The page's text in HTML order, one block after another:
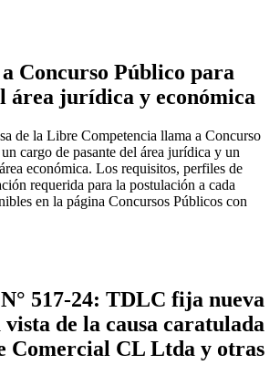
Concurso Público para
área jurídica y económica
de la Libre Competencia llama a Concurso
cargo de pasante del área jurídica y un
económica. Los requisitos, perfiles de
requerida para la postulación a cada
en la página Concursos Públicos con
517-24: TDLC fija nueva
de la causa caratulada
Comercial CL Ltda y otras